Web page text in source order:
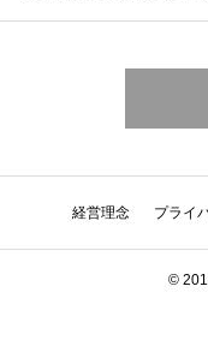
経営理念 プライ
©